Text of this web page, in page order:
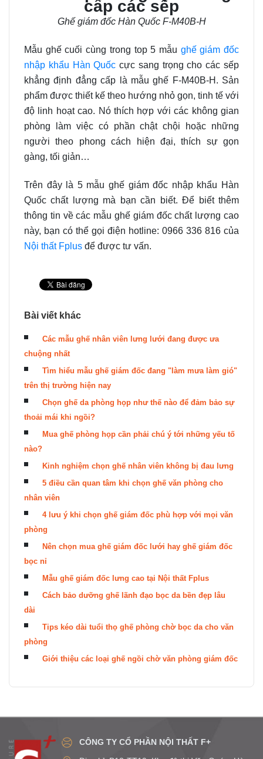
Ghế giám đốc Hàn Quốc F-M40B-H
Mẫu ghế cuối cùng trong top 5 mẫu ghế giám đốc
nhập khẩu Hàn Quốc cực sang trọng cho các sếp
khẳng định đẳng cấp là mẫu ghế F-M40B-H. Sản
phẩm được thiết kế theo hướng nhỏ gọn, tinh tế với
độ linh hoạt cao. Nó thích hợp với các không gian
phòng làm việc có phần chật chội hoặc những
người theo phong cách hiện đại, thích sự gọn
gàng, tối giản…
Trên đây là 5 mẫu ghế giám đốc nhập khẩu Hàn
Quốc chất lượng mà bạn cần biết. Để biết thêm
thông tin về các mẫu ghế giám đốc chất lượng cao
này, bạn có thể gọi điện hotline: 0966 336 816 của
Nội thất Fplus để được tư vấn.
Bài viết khác
Các mẫu ghế nhân viên lưng lưới đang được ưa
chuộng nhất
Tìm hiểu mẫu ghế giám đốc đang "làm mưa làm gió"
trên thị trường hiện nay
Chọn ghế da phòng họp như thế nào để đảm bảo sự
thoải mái khi ngồi?
Mua ghế phòng họp cần phải chú ý tới những yếu tố
nào?
Kinh nghiệm chọn ghế nhân viên không bị đau lưng
5 điều cần quan tâm khi chọn ghế văn phòng cho
nhân viên
4 lưu ý khi chọn ghế giám đốc phù hợp với mọi văn
phòng
Nên chọn mua ghế giám đốc lưới hay ghế giám đốc
bọc nỉ
Mẫu ghế giám đốc lưng cao tại Nội thất Fplus
Cách bảo dưỡng ghế lãnh đạo bọc da bền đẹp lâu
dài
Tips kéo dài tuổi thọ ghế phòng chờ bọc da cho văn
phòng
Giới thiệu các loại ghế ngồi chờ văn phòng giám đốc
CÔNG TY CỔ PHẦN NỘI THẤT F+